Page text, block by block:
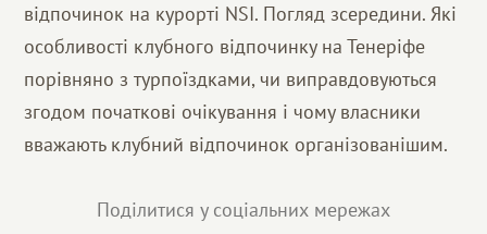
Благотворительность
відпочинок на курорті NSI. Погляд зсередини. Які
особливості клубного відпочинку на Тенеріфе
порівняно з турпоїздками, чи виправдовуються
згодом початкові очікування і чому власники
вважають клубний відпочинок організованішим.
Поділитися у соціальних мережах